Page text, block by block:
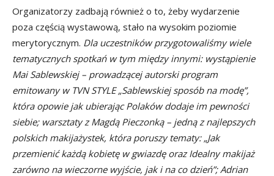
Organizatorzy zadbają również o to, żeby wydarzenie
poza częścią wystawową, stało na wysokim poziomie
merytorycznym. Dla uczestników przygotowaliśmy wiele
tematycznych spotkań w tym między innymi: wystąpienie
Mai Sablewskiej – prowadzącej autorski program
emitowany w TVN STYLE „Sablewskiej sposób na modę”,
która opowie jak ubierając Polaków dodaje im pewności
siebie; warsztaty z Magdą Pieczonką – jedną z najlepszych
polskich makijażystek, która poruszy tematy: „Jak
przemienić każdą kobietę w gwiazdę oraz Idealny makijaż
zarówno na wieczorne wyjście, jak i na co dzień”; Adrian